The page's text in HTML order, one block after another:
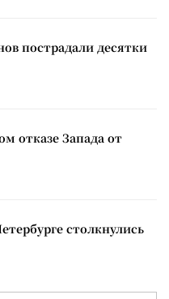
пострадали десятки
отказе Запада от
столкнулись